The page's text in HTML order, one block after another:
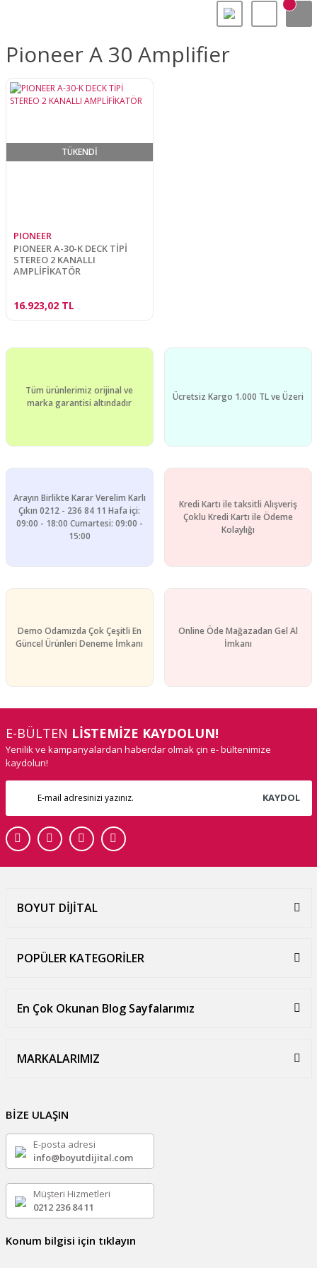
Pioneer A 30 Amplifier
TÜKENDİ
PIONEER
PIONEER A-30-K DECK TİPİ
STEREO 2 KANALLI
AMPLİFİKATÖR
16.923,02 TL
Tüm ürünlerimiz orijinal ve
marka garantisi altındadır
Ücretsiz Kargo 1.000 TL ve Üzeri
Arayın Birlikte Karar Verelim Karlı
Çıkın 0212 - 236 84 11 Hafa içi:
09:00 - 18:00 Cumartesi: 09:00 -
15:00
Kredi Kartı ile taksitli Alışveriş
Çoklu Kredi Kartı ile Ödeme
Kolaylığı
Demo Odamızda Çok Çeşitli En
Güncel Ürünleri Deneme İmkanı
Online Öde Mağazadan Gel Al
İmkanı
E-BÜLTEN LİSTEMİZE KAYDOLUN!
Yenilik ve kampanyalardan haberdar olmak çin e- bültenimize
kaydolun!
KAYDOL
BOYUT DİJİTAL
POPÜLER KATEGORİLER
En Çok Okunan Blog Sayfalarımız
MARKALARIMIZ
BİZE ULAŞIN
E-posta adresi
info@boyutdijital.com
Müşteri Hizmetleri
0212 236 84 11
Konum bilgisi için tıklayın